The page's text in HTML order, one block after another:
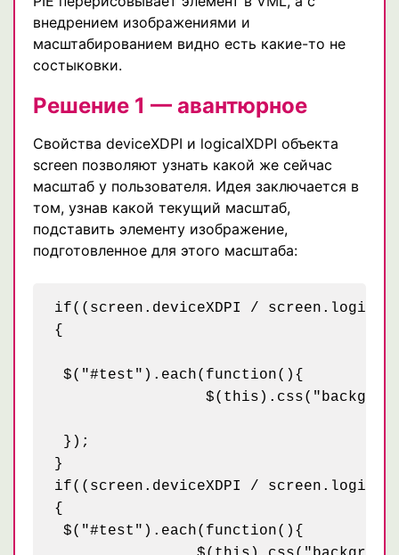
внедрением изображениями и
масштабированием видно есть какие-то не
состыковки.
Решение 1 — авантюрное
Свойства deviceXDPI и logicalXDPI объекта
screen позволяют узнать какой же сейчас
масштаб у пользователя. Идея заключается в
том, узнав какой текущий масштаб,
подставить элементу изображение,
подготовленное для этого масштаба:
if((screen.deviceXDPI /
{
$("#test").each(function(){
});
}
if((screen.deviceXDPI /
{
$("#test").each(function(){